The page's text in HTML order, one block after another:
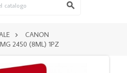

 CANON
2450 (8ML) 1PZ